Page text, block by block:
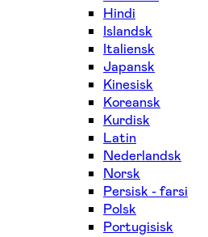
Hindi
Islandsk
Italiensk
Japansk
Kinesisk
Koreansk
Kurdisk
Latin
Nederlandsk
Norsk
Persisk - farsi
Polsk
Portugisisk